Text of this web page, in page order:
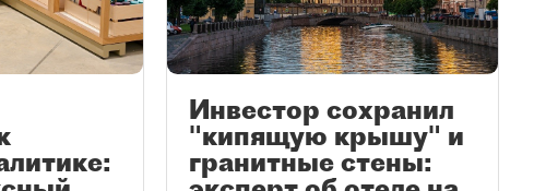
Инвестор сохранил
"кипящую крышу" и
гранитные стены: